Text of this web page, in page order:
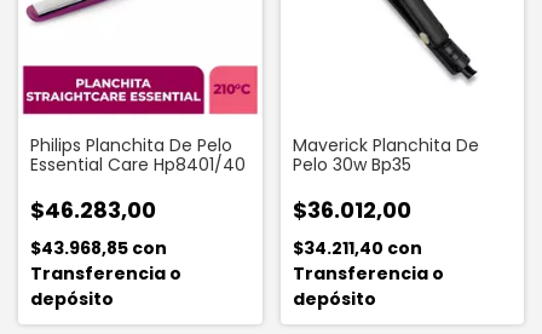
Philips Planchita De Pelo
Essential Care Hp8401/40
$46.283,00
$43.968,85 con
Transferencia o
depósito
Maverick Planchita De
Pelo 30w Bp35
$36.012,00
$34.211,40 con
Transferencia o
depósito